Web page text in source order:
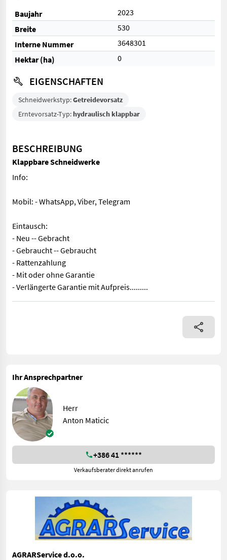
Baujahr
2023
Breite
530
Interne Nummer
3648301
Hektar (ha)
0
EIGENSCHAFTEN
Schneidwerkstyp:Getreidevorsatz
Erntevorsatz-Typ: hydraulisch klappbar
BESCHREIBUNG
Klappbare Schneidwerke
Info:
Mobil: - WhatsApp, Viber, Telegram
Eintausch:
- Neu -- Gebracht
- Gebraucht -- Gebraucht
- Rattenzahlung
- Mit oder ohne Garantie
- Verlängerte Garantie mit Aufpreis.........
Info: Mobil: - WhatsApp, Viber, Telegram Eintausch: - Neu --
Ihr Ansprechpartner
Herr
Anton Maticic
+386 41 ******
Verkaufsberater direkt anrufen
AGRARService d.o.o.